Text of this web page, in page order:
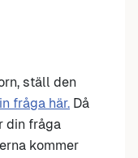
ställ den
fråga här. Då
din fråga
kommer